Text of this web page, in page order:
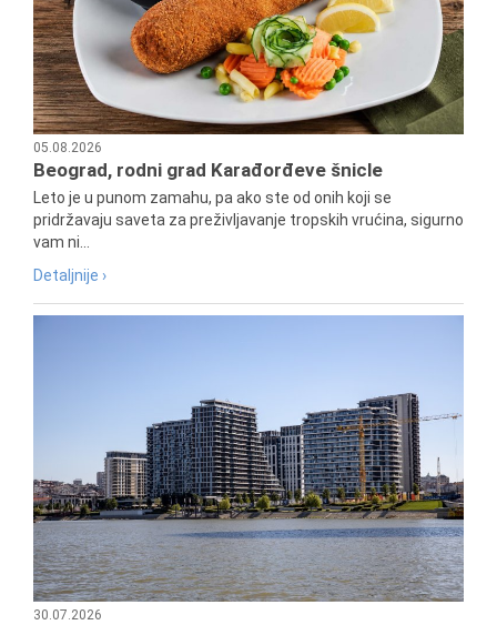
05.08.2026
Beograd, rodni grad Karađorđeve šnicle
Leto je u punom zamahu, pa ako ste od onih koji se
pridržavaju saveta za preživljavanje tropskih vrućina, sigurno
vam ni...
Detaljnije ›
30.07.2026